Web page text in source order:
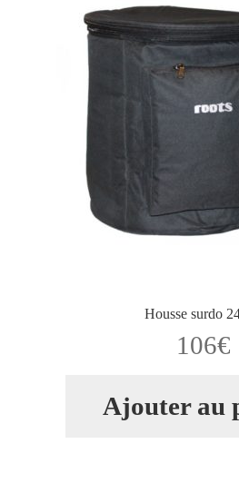
Housse surdo
106€
Ajouter au